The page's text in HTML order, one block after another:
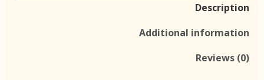
Description
Additional information
Reviews (0)